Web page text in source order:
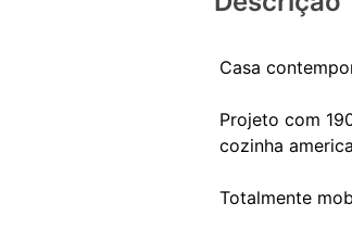
Casa
Projeto com
cozinha
Totalmente